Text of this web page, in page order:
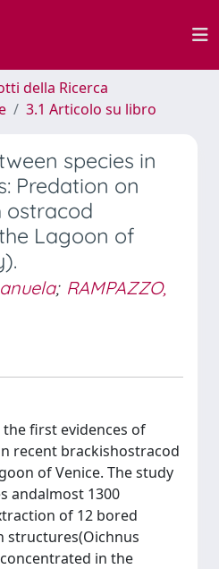
della Ricerca
3.1 Articolo su libro
species in
Predation on
ostracod
Lagoon of
; RAMPAZZO,
first evidences of
recent brackishostracod
of Venice. The study
andalmost 1300
of 12 bored
structures(Oichnus
in the